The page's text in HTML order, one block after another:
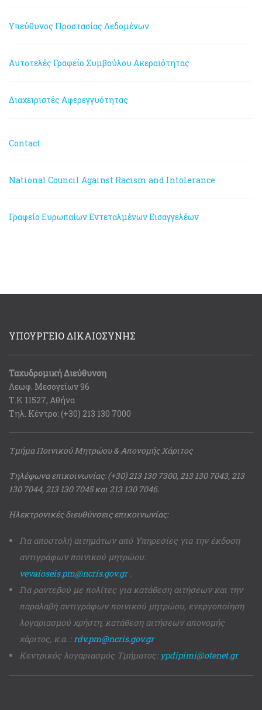
Υπεύθυνος Προστασίας Δεδομένων
Αυτοτελές Γραφείο Συμβούλου Ακεραιότητας
Διαχειριστές Αφερεγγυότητας
Contact
National Council Against Racism and Intolerance
Γραφείο Ευρωπαίων Εντεταλμένων Εισαγγελέων
ΥΠΟΥΡΓΕΙΟ ΔΙΚΑΙΟΣΥΝΗΣ
Ταχυδρομική Διεύθυνση
Λεωφ. Μεσογείων 96
Τ.Κ 11527, Αθήνα
Τηλ. Κέντρο: (+30) 213 130 7000
Τμήμα Ποινικού Μητρώου & Απονομής Χάριτος
Τηλέφωνα επικοινωνίας: (+30) 213 130 7300, 213 130 7043, 213
130 7044, 213 130 7045 και 213 130 7046.
Ηλεκτρονικές διευθύνσεις επικοινωνίας:
Για αποστολή αιτημάτων από Υπηρεσίες για την έκδοση
αντιγράφων ποινικού μητρώου:
vevaioseis.pm@ncris.gov.gr.
Για ραντεβού με πολίτες για κατάθεση αιτήσεων και την
παραλαβή αντιγράφων ποινικού μητρώου, ενεργοποίηση
λογαριασμού χρήστη, κατάθεση αιτήσεων απονομής
χάριτος, κ.α. :rdv.pm@ncris.gov.gr
Κεντρικός λογαριασμός Τμήματος: ypdipimi@otenet.gr